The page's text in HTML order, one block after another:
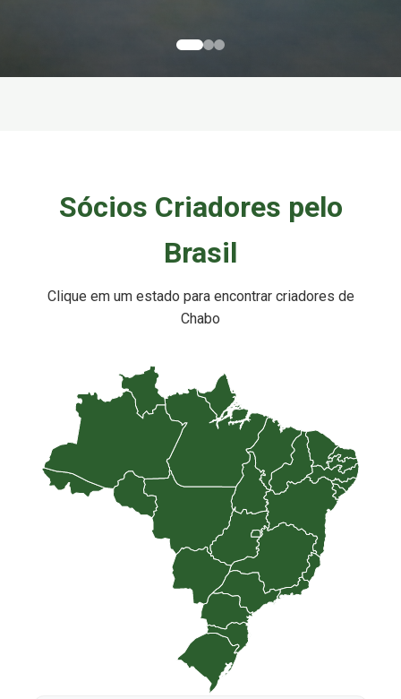
Sócios Criadores pelo
Brasil
Clique em um estado para encontrar criadores de
Chabo